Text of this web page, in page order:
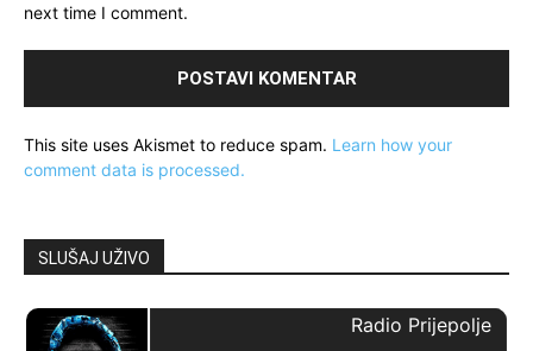
next time I comment.
This site uses Akismet to reduce spam. Learn how your
comment data is processed.
SLUŠAJ UŽIVO